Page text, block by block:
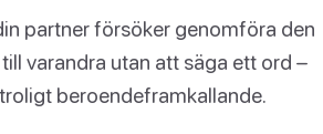
partner försöker genomföra den
varandra utan att säga ett ord –
beroendeframkallande.